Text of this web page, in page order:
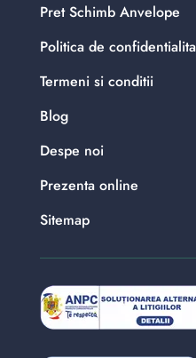
Pret Schimb Anvelope
Politica de
Termeni si conditii
Blog
Despe noi
Prezenta online
Sitemap